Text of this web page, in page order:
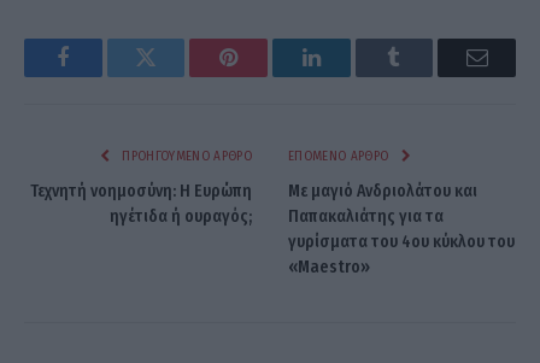
FacebookTwitter Pinterest LinkedInTumblr Email
ΠΡΟΗΓΟΎΜΕΝΟ ΆΡΘΡΟ
Τεχνητή νοημοσύνη: Η Ευρώπη
ηγέτιδα ή ουραγός;
ΕΠΌΜΕΝΟ ΆΡΘΡΟ
Με μαγιό Ανδριολάτου και
Παπακαλιάτης για τα
γυρίσματα του 4ου κύκλου του
«Maestro»